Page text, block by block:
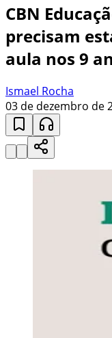
CBN
precisam
aula nos 9
Ismael Rocha
03 de dezembro de